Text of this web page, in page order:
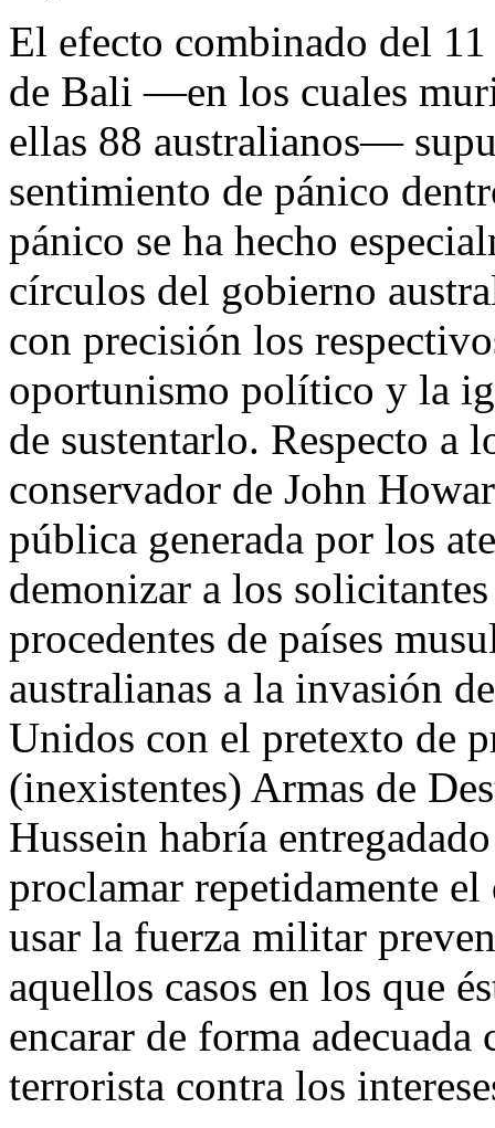
El efecto combinado del
de Bali —en los cuales
ellas 88 australianos—
sentimiento de pánico
pánico se ha hecho
círculos del gobierno
con precisión los
oportunismo político y la
de sustentarlo. Respecto a
conservador de John
pública generada por los
demonizar a los
procedentes de países
australianas a la invasión
Unidos con el pretexto de
(inexistentes) Armas de
Hussein habría
proclamar repetidamente
usar la fuerza militar
aquellos casos en los que
encarar de forma
terrorista contra los